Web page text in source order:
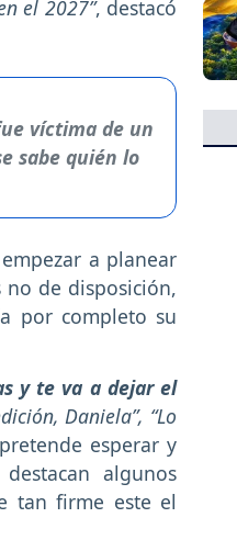
el 2027”, destacó
víctima de un
sabe quién lo
a planear
no de disposición,
por completo su
y te va a dejar el
Daniela”, “Lo
esperar y
algunos
tan firme este el